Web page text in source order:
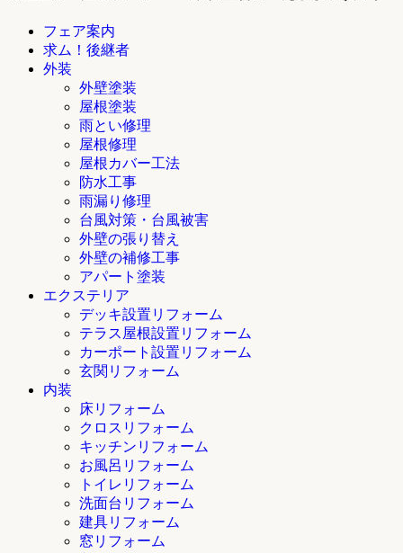
フェア案内
求ム！後継者
外装
外壁塗装
屋根塗装
雨とい修理
屋根修理
屋根カバー工法
防水工事
雨漏り修理
台風対策・台風被害
外壁の張り替え
外壁の補修工事
アパート塗装
エクステリア
デッキ設置リフォーム
テラス屋根設置リフォーム
カーポート設置リフォーム
玄関リフォーム
内装
床リフォーム
クロスリフォーム
キッチンリフォーム
お風呂リフォーム
トイレリフォーム
洗面台リフォーム
建具リフォーム
窓リフォーム